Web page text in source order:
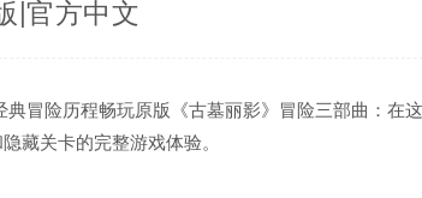
|官方中文
典冒险历程畅玩原版《古墓丽影》冒险三部曲：在
藏关卡的完整游戏体验。